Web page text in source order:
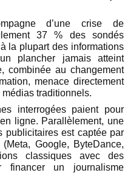
d’une crise de
37 % des sondés
la plupart des informations
plancher jamais atteint
combinée au changement
menace directement
traditionnels.
interrogées paient pour
ligne. Parallèlement, une
publicitaires est captée par
Google, ByteDance,
classiques avec des
financer un journalisme